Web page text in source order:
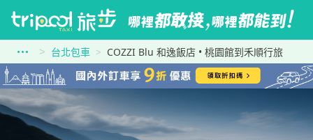
台北包車 COZZI Blu 和逸飯店 • 桃園館到禾順行旅